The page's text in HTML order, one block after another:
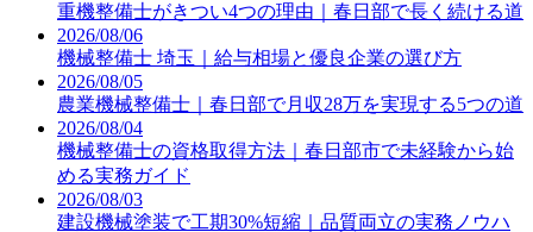
重機整備士がきつい4つの理由｜春日部で長く続ける道
2026/08/06
機械整備士 埼玉｜給与相場と優良企業の選び方
2026/08/05
農業機械整備士｜春日部で月収28万を実現する5つの道
2026/08/04
機械整備士の資格取得方法｜春日部市で未経験から始
める実務ガイド
2026/08/03
建設機械塗装で工期30%短縮｜品質両立の実務ノウハ